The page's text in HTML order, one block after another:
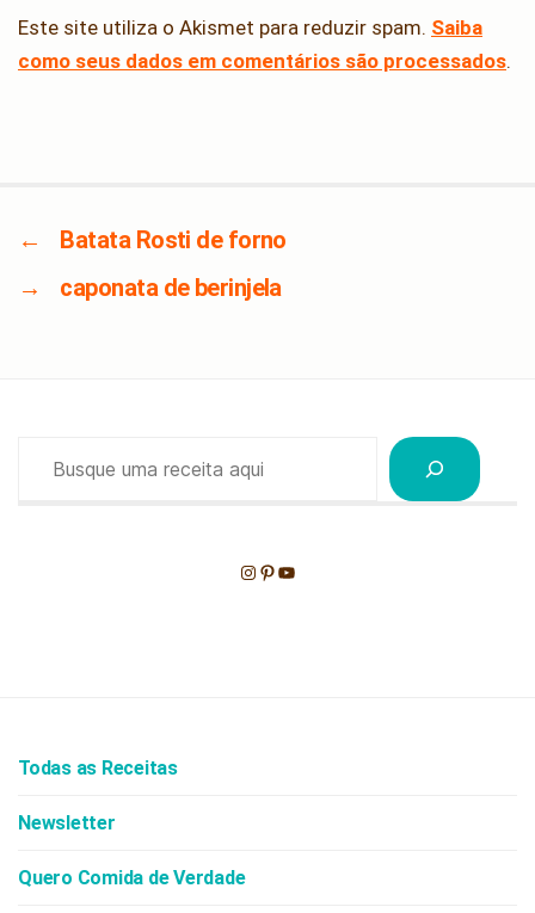
Este site utiliza o Akismet para reduzir spam. Saiba
como seus dados em comentários são processados.
←
Batata Rosti de forno
→
caponata de berinjela
Instagram
Pinterest
Youtube
Todas as Receitas
Newsletter
Quero Comida de Verdade